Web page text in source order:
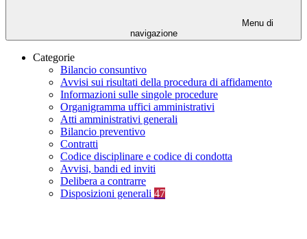
Menu di
navigazione
Categorie
Bilancio consuntivo
Avvisi sui risultati della procedura di affidamento
Informazioni sulle singole procedure
Organigramma uffici amministrativi
Atti amministrativi generali
Bilancio preventivo
Contratti
Codice disciplinare e codice di condotta
Avvisi, bandi ed inviti
Delibera a contrarre
Disposizioni generali 47